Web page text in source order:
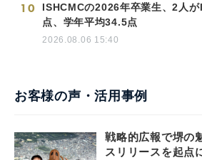
10
ISHCMCの2026年卒業生、2人
点、学年平均34.5点
2026.08.06 15:40
お客様の声・活用事例
戦略的広報で堺の
スリリースを起点